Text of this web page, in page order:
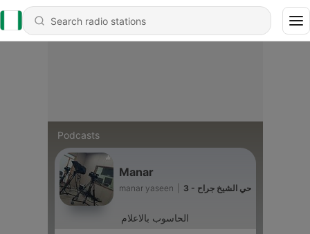
Podcasts
Manar
manar yaseen 3 - حي الشيخ جراح
الحاسوب بالاعلام